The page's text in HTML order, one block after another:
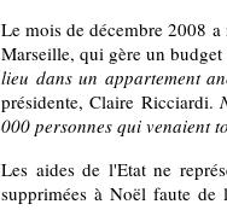
Le mois de décembre 2008
Marseille, qui gère un
lieu dans un appartement
présidente, Claire Ricciardi.
000 personnes qui venaient
Les aides de l'Etat ne
supprimées à Noël faute de